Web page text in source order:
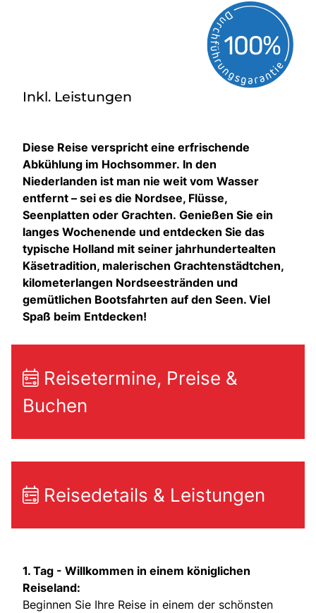
Inkl. Leistungen
Diese Reise verspricht eine erfrischende
Abkühlung im Hochsommer. In den
Niederlanden ist man nie weit vom Wasser
entfernt – sei es die Nordsee, Flüsse,
Seenplatten oder Grachten. Genießen Sie ein
langes Wochenende und entdecken Sie das
typische Holland mit seiner jahrhundertealten
Käsetradition, malerischen Grachtenstädtchen,
kilometerlangen Nordseestränden und
gemütlichen Bootsfahrten auf den Seen. Viel
Spaß beim Entdecken!
Reisetermine, Preise &
Buchen
Reisedetails & Leistungen
1. Tag - Willkommen in einem königlichen
Reiseland:
Beginnen Sie Ihre Reise in einem der schönsten